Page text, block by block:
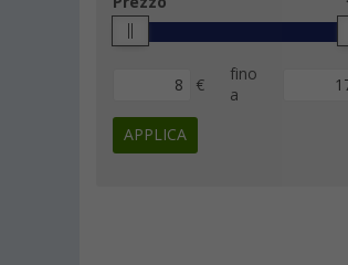
€
fino
a
APPLICA